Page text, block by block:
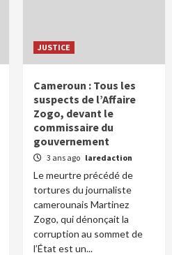
JUSTICE
Cameroun : Tous les
suspects de l’Affaire
Zogo, devant le
commissaire du
gouvernement
3 ans ago laredaction
Le meurtre précédé de
tortures du journaliste
camerounais Martinez
Zogo, qui dénonçait la
corruption au sommet de
l’État est un...